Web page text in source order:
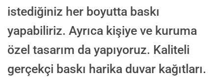
Görseliniz baskıya alınmadan önce ölçüye göre düzenlenmiş son hali
ONAYINIZDAN SONRA BASKIYA GEÇILECEK
istediğiniz her boyutta baskı
yapabiliriz. Ayrıca kişiye ve kuruma
özel tasarım da yapıyoruz. Kaliteli
gerçekçi baskı harika duvar kağıtları.